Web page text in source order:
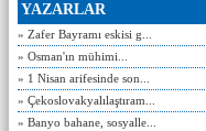
YAZARLAR
» Zafer Bayramı eskisi g...
» Osman'ın mühimi...
» 1 Nisan arifesinde son...
» Çekoslovakyalılaştıram...
» Banyo bahane, sosyalle...